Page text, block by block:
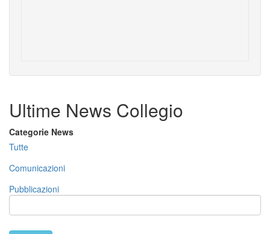
Ultime News Collegio
Categorie News
Tutte
Comunicazioni
Pubblicazioni